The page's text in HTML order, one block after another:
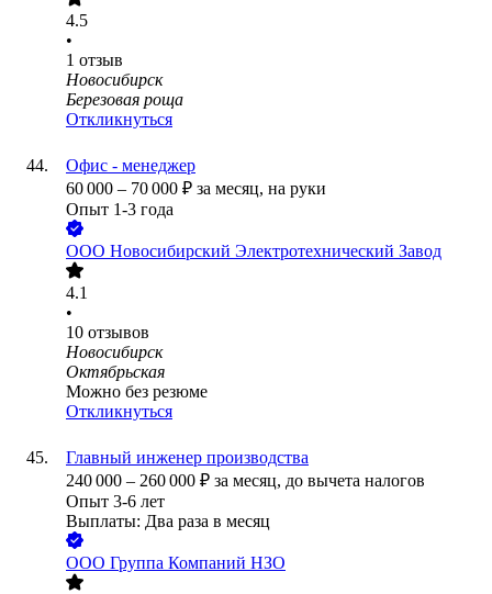
4.5
•
1 отзыв
Новосибирск
Березовая роща
Откликнуться
Офис - менеджер
60 000 – 70 000 ₽ за месяц, на руки
Опыт 1-3 года
ООО Новосибирский Электротехнический Завод
4.1
•
10 отзывов
Новосибирск
Октябрьская
Можно без резюме
Откликнуться
Главный инженер производства
240 000 – 260 000 ₽ за месяц, до вычета налогов
Опыт 3-6 лет
Выплаты: Два раза в месяц
ООО Группа Компаний НЗО